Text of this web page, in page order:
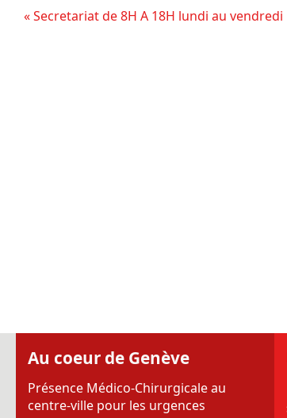
« Secretariat de 8H A 18H lundi au vendredi
Au coeur de Genève
Présence Médico-Chirurgicale au
centre-ville pour les urgences